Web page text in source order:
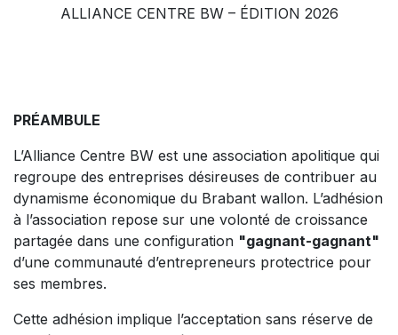
ALLIANCE CENTRE BW – ÉDITION 2026
PRÉAMBULE
L’Alliance Centre BW est une association apolitique qui
regroupe des entreprises désireuses de contribuer au
dynamisme économique du Brabant wallon. L’adhésion
à l’association repose sur une volonté de croissance
partagée dans une configuration "gagnant-gagnant"
d’une communauté d’entrepreneurs protectrice pour
ses membres.
Cette adhésion implique l’acceptation sans réserve de